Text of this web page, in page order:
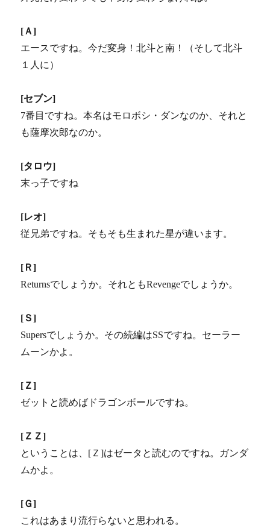
[Ａ]
エースですね。今だ変身！北斗と南！（そして北斗
１人に）
[セブン]
7番目ですね。本名はモロボシ・ダンなのか、それと
も薩摩次郎なのか。
[タロウ]
末っ子ですね
[レオ]
従兄弟ですね。そもそも生まれた星が違います。
[Ｒ]
Returnsでしょうか。それともRevengeでしょうか。
[Ｓ]
Supersでしょうか。その続編はSSですね。セーラー
ムーンかよ。
[Ｚ]
ゼットと読めばドラゴンボールですね。
[ＺＺ]
ということは、[Ｚ]はゼータと読むのですね。ガンダ
ムかよ。
[Ｇ]
これはあまり流行らないと思われる。